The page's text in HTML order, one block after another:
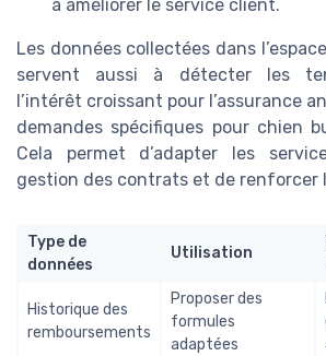
à améliorer le service client.
Les données collectées dans
servent aussi à détecter les
l’intérêt croissant pour l’assurance
demandes spécifiques pour chien
Cela permet d’adapter les
gestion des contrats et de renforcer
Type de
données
Utilisation
Historique des
remboursements
Proposer des
formules
adaptées